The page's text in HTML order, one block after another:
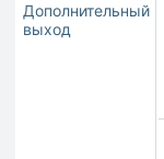
Дополнительный
выход